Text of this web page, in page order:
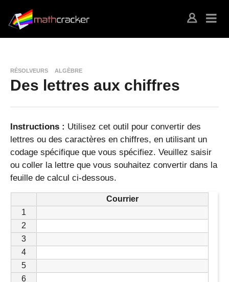
RÉSOLVEURS ALGÈBRE
Des lettres aux chiffres
Instructions : Utilisez cet outil pour convertir des
lettres ou des caractères en chiffres, en utilisant un
codage spécifique que vous spécifiez. Veuillez saisir
ou coller la lettre que vous souhaitez convertir dans la
feuille de calcul ci-dessous.
Courrier
1
2
3
4
5
6